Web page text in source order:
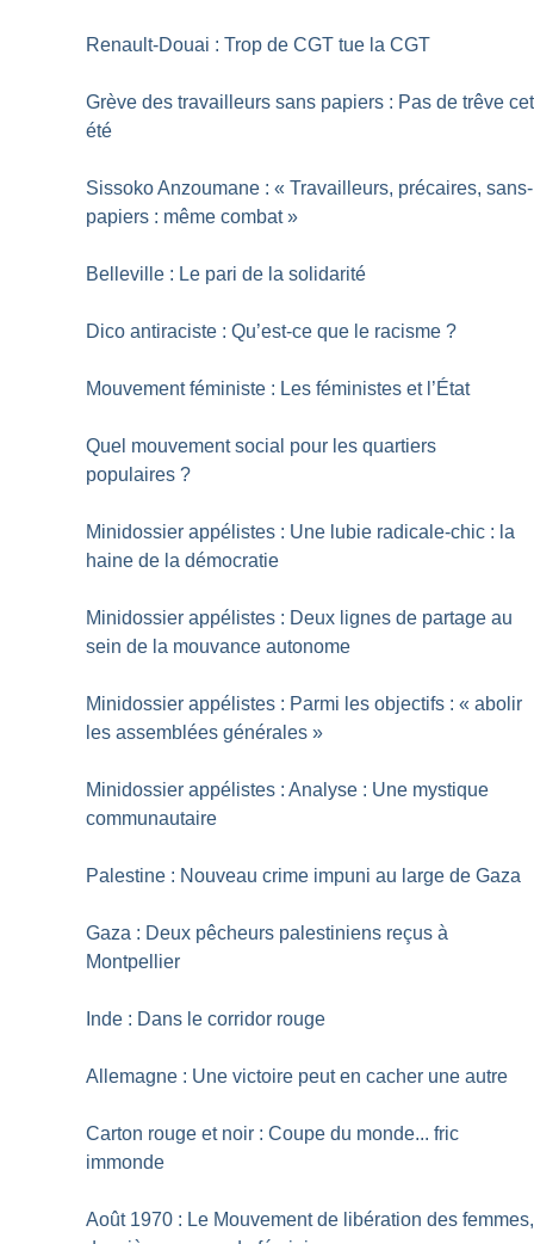
Renault-Douai : Trop de CGT tue la CGT
Grève des travailleurs sans papiers : Pas de trêve cet
été
Sissoko Anzoumane : « Travailleurs, précaires, sans-
papiers : même combat »
Belleville : Le pari de la solidarité
Dico antiraciste : Qu’est-ce que le racisme ?
Mouvement féministe : Les féministes et l’État
Quel mouvement social pour les quartiers
populaires ?
Minidossier appélistes : Une lubie radicale-chic : la
haine de la démocratie
Minidossier appélistes : Deux lignes de partage au
sein de la mouvance autonome
Minidossier appélistes : Parmi les objectifs : « abolir
les assemblées générales »
Minidossier appélistes : Analyse : Une mystique
communautaire
Palestine : Nouveau crime impuni au large de Gaza
Gaza : Deux pêcheurs palestiniens reçus à
Montpellier
Inde : Dans le corridor rouge
Allemagne : Une victoire peut en cacher une autre
Carton rouge et noir : Coupe du monde... fric
immonde
Août 1970 : Le Mouvement de libération des femmes,